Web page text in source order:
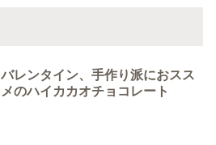
バレンタイン、手作り派におスス
メのハイカカオチョコレート